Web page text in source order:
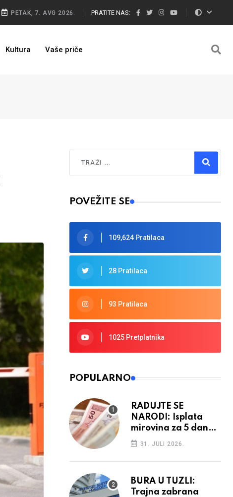
PETAK, 7. AVG 2026. PRATITE NAS:
Kultura Vaše priče
Type 2 or more characters for results.
POVEŽITE SE
109,624 Pratilaca
28 Pratilaca
93 Pratilaca
1025 Pretplatnika
POPULARNO
RADUJTE SE
NARODI: Isplata
mirovina za 5 dana,
retroaktivna
povećanja
31. JULI 2026.
BURA U TUZLI:
Trajna zabrana